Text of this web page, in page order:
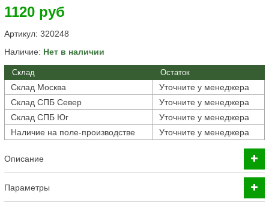
1120 руб
Артикул: 320248
Наличие: Нет в наличии
Склад Остаток
Склад Москва
Уточните у менеджера
Склад СПБ Север
Уточните у менеджера
Склад СПБ Юг
Уточните у менеджера
Наличие на поле-производстве
Уточните у менеджера
Описание
Параметры